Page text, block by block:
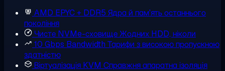
AMD EPYC + DDR5 Ядра й пам'ять останнього
покоління
Чисте NVMe-сховищеЖодних HDD, ніколи
10 Gbps Bandwidth Тарифи з високою пропускною
здатністю
Віртуалізація KVM Справжня апаратна ізоляція